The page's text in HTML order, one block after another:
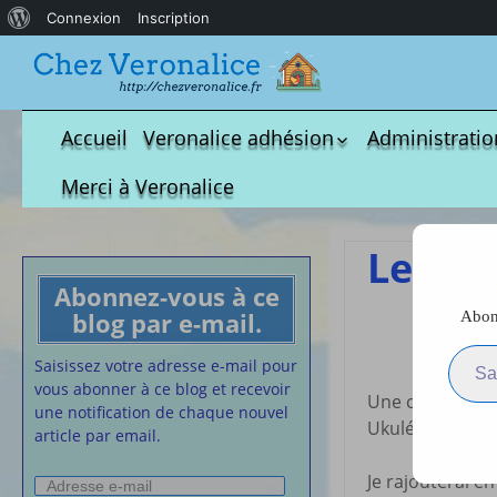
Accueil
Veronalice adhésion
Qui est-elle ?
Adhésion demandes
S.M.I.C et
Affiches
Convention
Lettres Types
Projet
calendrier des
Vaccination
Cartes de
Merci à Veronalice
Abonnez-vous à ce
blog par e-mail.
Saisissez votre adresse e-mail pour
vous abonner à ce blog et recevoir
une notification de chaque nouvel
article par email.
Adresse
Les
Une comptine
Ukulélé
Je rajouterai
Saisissez votre adresse
propos
Connexion Inscription